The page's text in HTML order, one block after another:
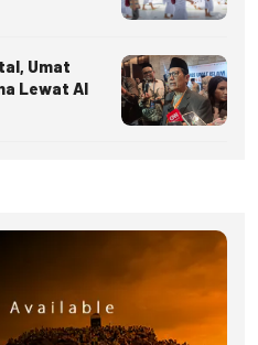
Umat
Lewat AI